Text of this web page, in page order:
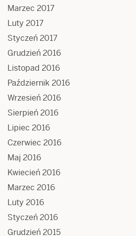
Marzec 2017
Luty 2017
Styczeń 2017
Grudzień 2016
Listopad 2016
Październik 2016
Wrzesień 2016
Sierpień 2016
Lipiec 2016
Czerwiec 2016
Maj 2016
Kwiecień 2016
Marzec 2016
Luty 2016
Styczeń 2016
Grudzień 2015